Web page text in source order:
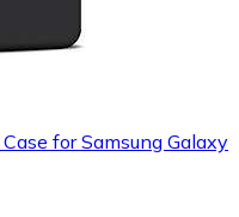
for Samsung Galaxy